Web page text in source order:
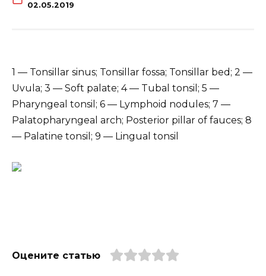
02.05.2019
1 — Tonsillar sinus; Tonsillar fossa; Tonsillar bed; 2 —
Uvula; 3 — Soft palate; 4 — Tubal tonsil; 5 —
Pharyngeal tonsil; 6 — Lymphoid nodules; 7 —
Palatopharyngeal arch; Posterior pillar of fauces; 8
— Palatine tonsil; 9 — Lingual tonsil
Оцените статью